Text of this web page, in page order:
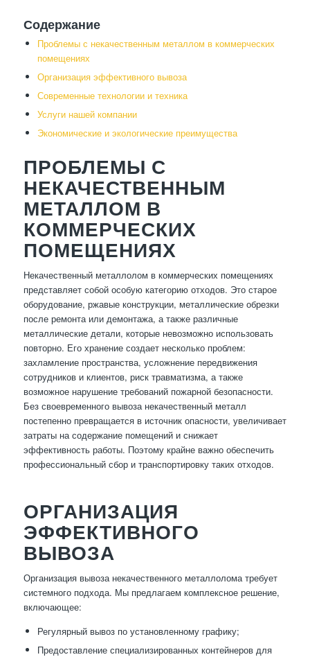
Содержание
Проблемы с некачественным металлом в коммерческих
помещениях
Организация эффективного вывоза
Современные технологии и техника
Услуги нашей компании
Экономические и экологические преимущества
ПРОБЛЕМЫ С
НЕКАЧЕСТВЕННЫМ
МЕТАЛЛОМ В
КОММЕРЧЕСКИХ
ПОМЕЩЕНИЯХ
Некачественный металлолом в коммерческих помещениях
представляет собой особую категорию отходов. Это старое
оборудование, ржавые конструкции, металлические обрезки
после ремонта или демонтажа, а также различные
металлические детали, которые невозможно использовать
повторно. Его хранение создает несколько проблем:
захламление пространства, усложнение передвижения
сотрудников и клиентов, риск травматизма, а также
возможное нарушение требований пожарной безопасности.
Без своевременного вывоза некачественный металл
постепенно превращается в источник опасности, увеличивает
затраты на содержание помещений и снижает
эффективность работы. Поэтому крайне важно обеспечить
профессиональный сбор и транспортировку таких отходов.
ОРГАНИЗАЦИЯ
ЭФФЕКТИВНОГО
ВЫВОЗА
Организация вывоза некачественного металлолома требует
системного подхода. Мы предлагаем комплексное решение,
включающее:
Регулярный вывоз по установленному графику;
Предоставление специализированных контейнеров для